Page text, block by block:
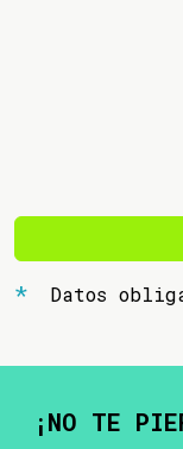
Datos
¡NO TE